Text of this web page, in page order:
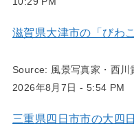
滋賀県大津市の「びわ
Source: 風景写真家・西
2026年8月7日 - 5:54 PM
三重県四日市市の大四